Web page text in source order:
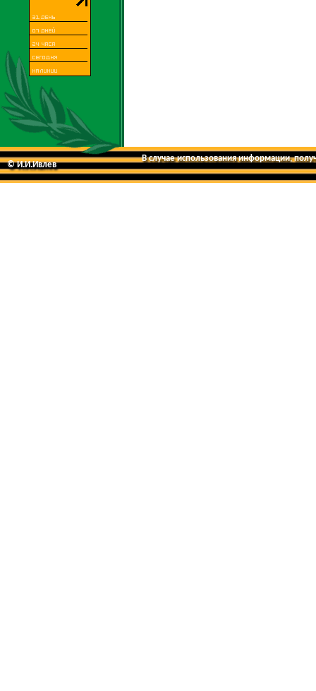
© И.И.Ивлев
В случае использования информации,